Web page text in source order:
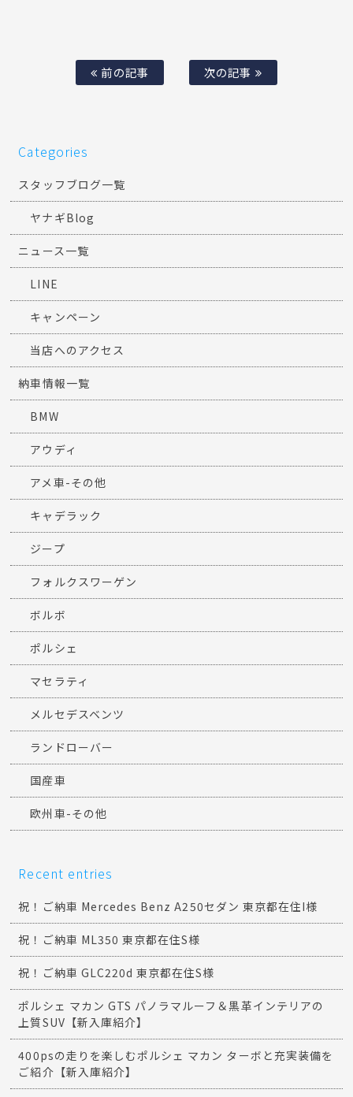
前の記事 次の記事
Categories
スタッフブログ一覧
ヤナギBlog
ニュース一覧
LINE
キャンペーン
当店へのアクセス
納車情報一覧
BMW
アウディ
アメ車-その他
キャデラック
ジープ
フォルクスワーゲン
ボルボ
ポルシェ
マセラティ
メルセデスベンツ
ランドローバー
国産車
欧州車-その他
Recent entries
祝！ご納車 Mercedes Benz A250セダン 東京都在住I様
祝！ご納車 ML350 東京都在住S様
祝！ご納車 GLC220d 東京都在住S様
ポルシェ マカン GTS パノラマルーフ＆黒革インテリアの
上質SUV【新入庫紹介】
400psの走りを楽しむポルシェ マカン ターボと充実装備を
ご紹介【新入庫紹介】